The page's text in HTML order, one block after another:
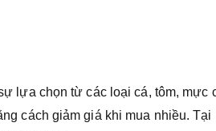
lựa chọn từ các loại cá, tôm, mực
cách giảm giá khi mua nhiều. Tại